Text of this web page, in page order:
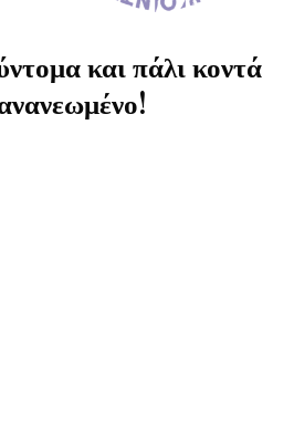
και πάλι κοντά